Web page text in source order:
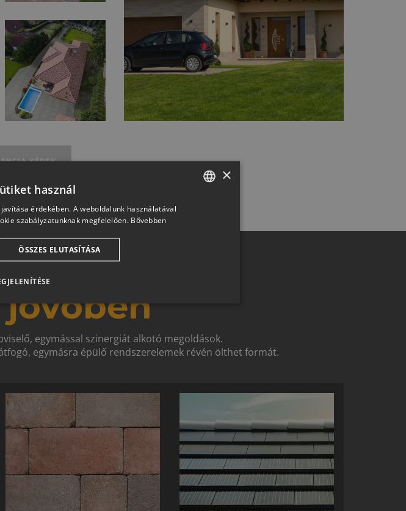
KÉPEK
egymással szinergiát alkotó megoldások.
egymásra épülő rendszerelemek révén ölthet formát.
RO-HU
ITALIAN
×
használ
érdekében. A weboldalunk használatával
szabályzatunknak megfelelően. Bővebben
ÖSSZES ELUTASÍTÁSA